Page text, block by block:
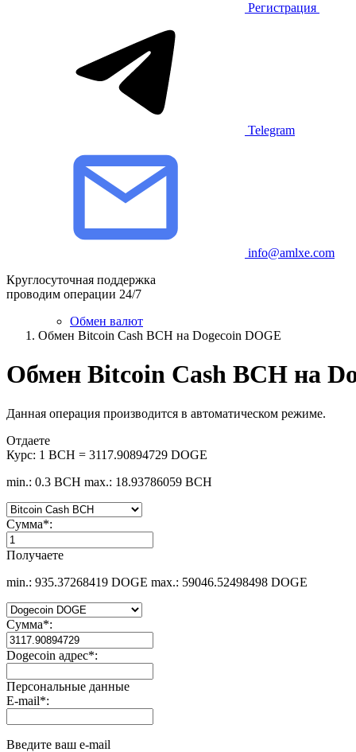
Регистрация
Telegram
info@amlxe.com
Круглосуточная поддержка
проводим операции 24/7
Обмен валют
Обмен Bitcoin Cash BCH на Dogecoin DOGE
Обмен Bitcoin Cash BCH на
Данная операция производится в автоматическом режиме.
Отдаете
Курс: 1 BCH = 3117.90894729 DOGE
min.: 0.3 BCH max.: 18.93786059 BCH
Сумма*:
Получаете
min.: 935.37268419 DOGE max.: 59046.52498498 DOGE
Сумма*:
Dogecoin адрес*:
Персональные данные
E-mail*:
Введите ваш e-mail